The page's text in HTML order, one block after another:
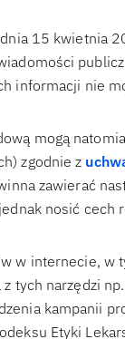
15 kwietnia
informacji nie
mogą
zgodnie z
zawierać
nosić cech
w internecie, w
tych narzędzi
kampanii
Etyki